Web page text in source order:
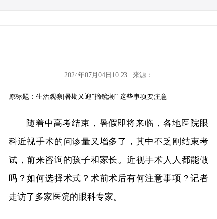
2024年07月04日10:23 | 来源：
原标题：生活观察|暑期又迎“摘镜潮” 这些事项要注意
随着中高考结束，暑假即将来临，各地医院眼
科近视手术的问诊量又增多了，其中不乏刚结束考
试，前来咨询的孩子和家长。近视手术人人都能做
吗？如何选择术式？术前术后有何注意事项？记者
走访了多家医院的眼科专家。